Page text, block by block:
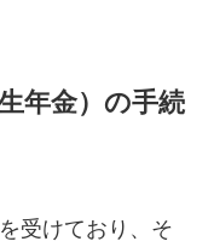
年金）の手続
受けており、そ